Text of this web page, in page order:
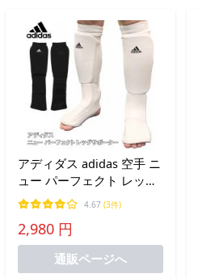
アディダス adidas 空手 ニ
ュー パーフェクト レッグ
サポーター レッグ アキレ
ス腱 足 脚 すね ryu
ADIFCK021
4.67 (3件)
2,980 円
通販ページへ